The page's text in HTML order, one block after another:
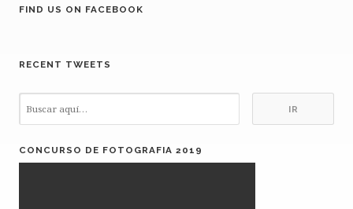
FIND US ON FACEBOOK
RECENT TWEETS
CONCURSO DE FOTOGRAFIA 2019